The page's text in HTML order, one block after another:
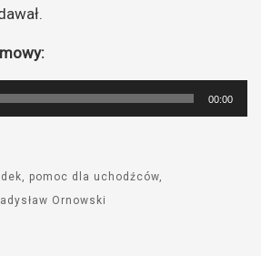
00:00
pomoc dla uchodźców
Ornowski